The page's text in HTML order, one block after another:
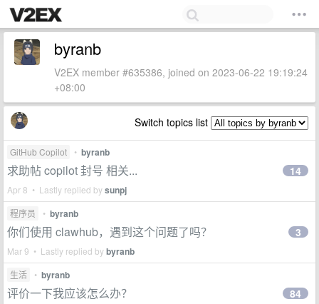
byranb
V2EX member #635386, joined on 2023-06-22 19:19:24
+08:00
Switch topics list
GitHub Copilot • byranb
求助帖 copilot 封号 相关...
Apr 8 • Lastly replied bysunpj
14
程序员 • byranb
你们使用 clawhub，遇到这个问题了吗？
Mar 9 • Lastly replied bybyranb
3
生活 • byranb
评价一下我应该怎么办？ 84